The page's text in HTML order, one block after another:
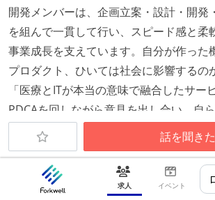
求人 イベント
休日制度：完全週休2日制（土日祝
休憩時間：1時間
裁量労働制のみなし労働時間：1日9
試用期間：あり（3ヶ月間）
社会保険：各種社会保険完備（雇用
生年金）
受動喫煙防止措置：屋内禁煙（屋内
置）
開発メンバーは、企画立案・設計・開発
を組んで一貫して行い、スピード感と柔
事業成長を支えています。自分が作った
プロダクト、ひいては社会に影響するの
「医療とITが本当の意味で融合したサー
PDCAを回しながら意見を出し合い、自
装しています。
今後は、人材採用システムで培った顧客
く課題を網羅できる医療SaaSプロダク
開していくことで、医療ヘル スケア領域
話を聞き